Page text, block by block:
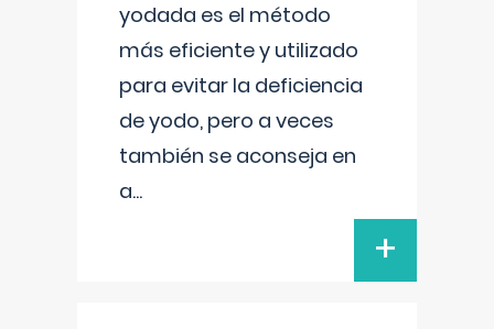
yodada es el método
más eficiente y utilizado
para evitar la deficiencia
de yodo, pero a veces
también se aconseja en
a...
+